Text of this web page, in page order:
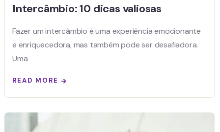
Intercâmbio: 10 dicas valiosas
Fazer um intercâmbio é uma experiência emocionante
e enriquecedora, mas também pode ser desafiadora.
Uma
READ MORE